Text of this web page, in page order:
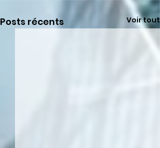
Posts récents Voir tout